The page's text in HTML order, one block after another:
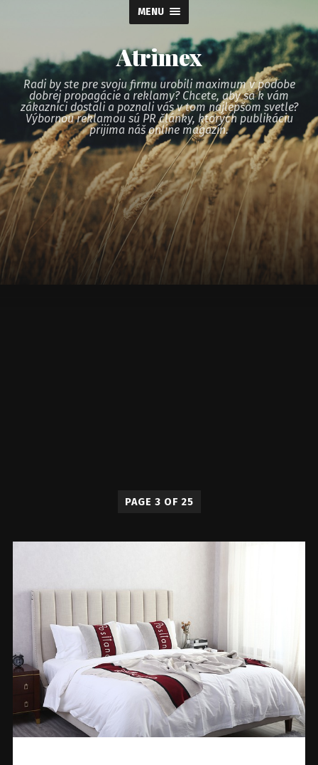
MENU
Atrimex
Radi by ste pre svoju firmu urobili maximum v podobe
dobrej propagácie a reklamy? Chcete, aby sa k vám
zákazníci dostali a poznali vás v tom najlepšom svetle?
Výbornou reklamou sú PR články, ktorých publikáciu
prijíma náš online magazín.
PAGE 3 OF 25